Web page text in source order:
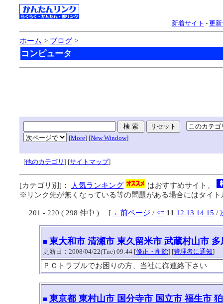
新着サイト - 更
ホーム > ブログ >
コンピュータ
[More] [New Window]
[他のカテゴリ] [サイトマップ]
[カテゴリ別]： 人気ランキング
はおすすめサイト、
※リンク先が無くなっている等の問題がある場合にはタイト
201 - 220 ( 298 件中 ) [ ←前ページ /<= 11 12 13 14 15 /
■ 東大和市 清瀬市 東久留米市 武蔵村山市 多
更新日：2008/04/22(Tue) 09:44 [修正・削除] [管理者に通知]
ＰＣトラブルでお困りの方、当社に御連絡下さい
■ 東京都 東村山市 国分寺市 国立市 福生市